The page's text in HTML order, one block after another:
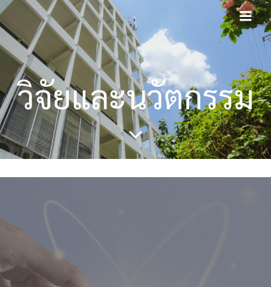
to
content
วิจัยและนวัตกรรม